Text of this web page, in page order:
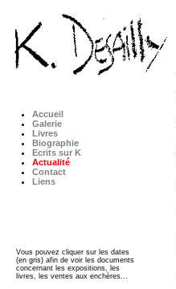
Accueil
Galerie
Livres
Biographie
Ecrits sur K
Actualité
Contact
Liens
Vous pouvez cliquer sur les dates
(en gris) afin de voir les documents
concernant les expositions, les
livres, les ventes aux enchères...